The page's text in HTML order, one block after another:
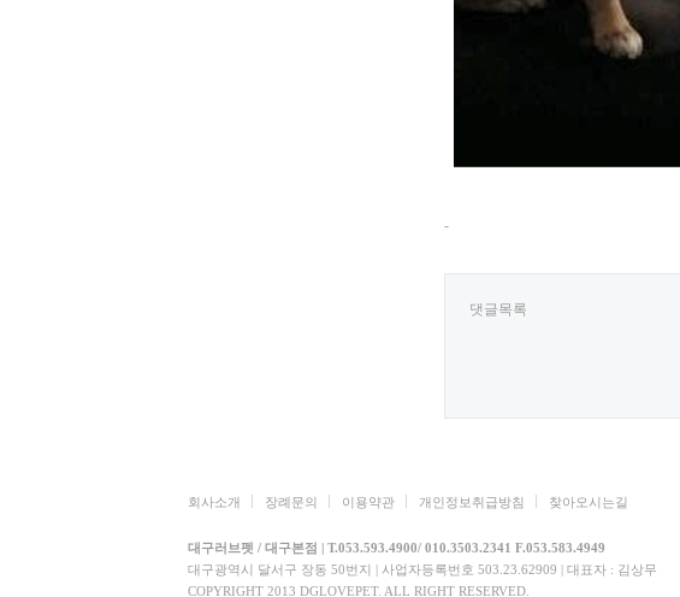
-
댓글목록
회사소개 장례문의 이용약관 개인정보취급방침 찾아오시는길
대구러브펫 / 대구본점 | T.053.593.4900/ 010.3503.2341 F.053.583.4949
대구광역시 달서구 장동 50번지 | 사업자등록번호 503.23.62909 | 대표자 : 김상무
COPYRIGHT 2013 DGLOVEPET. ALL RIGHT RESERVED.